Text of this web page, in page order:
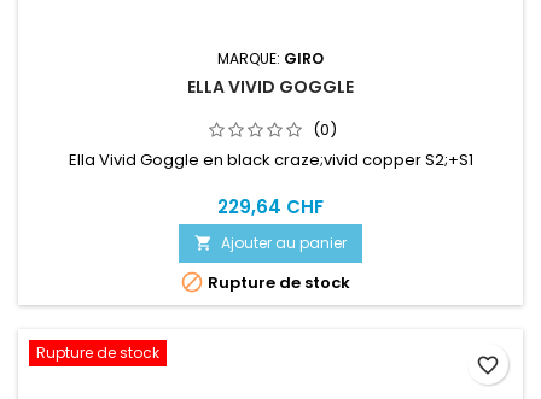
MARQUE: GIRO
ELLA VIVID GOGGLE
(0)
Ella Vivid Goggle en black craze;vivid copper S2;+S1
229,64 CHF
 Ajouter au panier
 Rupture de stock
Rupture de stock
favorite_border